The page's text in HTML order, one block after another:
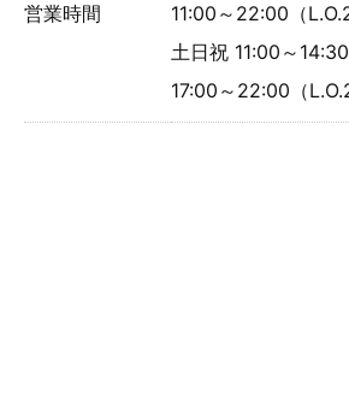
営業時間
11:00～22:00（
土日祝 11:00～14:30
17:00～22:00（